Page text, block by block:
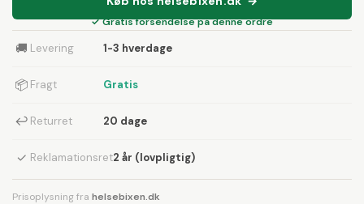
✓ Gratis forsendelse på denne ordre
🚚 Levering 1-3 hverdage
📦 Fragt Gratis
↩ Returret 20 dage
✓ Reklamationsret2 år (lovpligtig)
Prisoplysning fra helsebixen.dk